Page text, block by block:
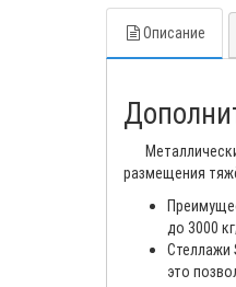
Описание
размещения
до 3000
Стеллажи
это